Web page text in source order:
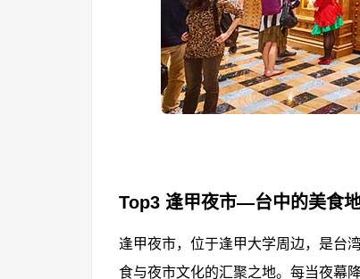
Top3 逢甲夜市—台中的美食
逢甲夜市，位于逢甲大学周边，是台
食与夜市文化的汇聚之地。每当夜幕